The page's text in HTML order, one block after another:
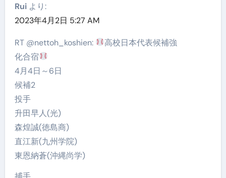
Rui より:
2023年4月2日 5:27 AM
RT @nettoh_koshien:
高校日本代表候補強
化合宿
4月4日～6日
候補2
投手
升田早人(光)
森煌誠(徳島商)
直江新(九州学院)
東恩納蒼(沖縄尚学)